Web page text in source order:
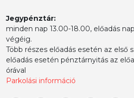
Jegypénztár:
minden nap 13.00-18.00, előadás
végéig.
Több részes előadás esetén az első
előadás esetén pénztárnyitás az
órával
Parkolási információ